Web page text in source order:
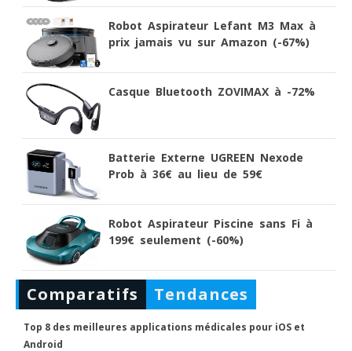
Robot Aspirateur Lefant M3 Max à
prix jamais vu sur Amazon (-67%)
Casque Bluetooth ZOVIMAX à -72%
Batterie Externe UGREEN Nexode
Prob à 36€ au lieu de 59€
Robot Aspirateur Piscine sans Fi à
199€ seulement (-60%)
Comparatifs Tendances
Top 8 des meilleures applications médicales pour iOS et
Android